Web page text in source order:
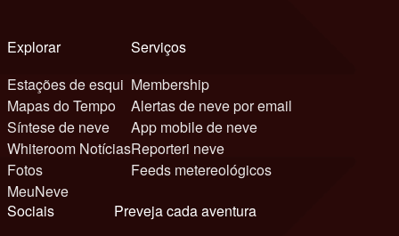
Explorar
Estações de esqui
Mapas do Tempo
Síntese de neve
Whiteroom Notícias
Fotos
MeuNeve
Serviços
Membership
Alertas de neve por email
App mobile de neve
Reporteri neve
Feeds metereológicos
Sociais
Preveja cada aventura